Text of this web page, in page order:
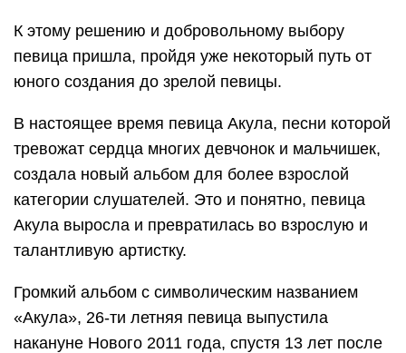
К этому решению и добровольному выбору
певица пришла, пройдя уже некоторый путь от
юного создания до зрелой певицы.
В настоящее время певица Акула, песни которой
тревожат сердца многих девчонок и мальчишек,
создала новый альбом для более взрослой
категории слушателей. Это и понятно, певица
Акула выросла и превратилась во взрослую и
талантливую артистку.
Громкий альбом с символическим названием
«Акула», 26-ти летняя певица выпустила
накануне Нового 2011 года, спустя 13 лет после